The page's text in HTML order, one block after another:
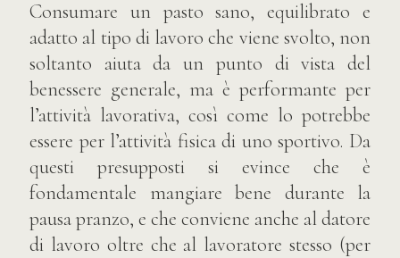
Consumare un pasto sano, equilibrato e
adatto al tipo di lavoro che viene svolto, non
soltanto aiuta da un punto di vista del
benessere generale, ma è performante per
l’attività lavorativa, così come lo potrebbe
essere per l’attività fisica di uno sportivo. Da
questi presupposti si evince che è
fondamentale mangiare bene durante la
pausa pranzo, e che conviene anche al datore
di lavoro oltre che al lavoratore stesso (per